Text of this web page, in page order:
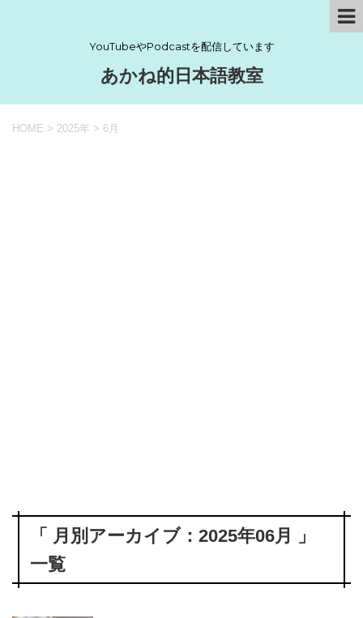
YouTubeやPodcastを配信しています
あかね的日本語教室
HOME > 2025年 > 6月
「 月別アーカイブ：2025年06月 」
一覧